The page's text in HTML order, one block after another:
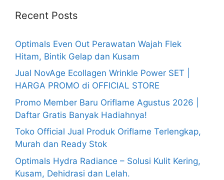
Recent Posts
Optimals Even Out Perawatan Wajah Flek
Hitam, Bintik Gelap dan Kusam
Jual NovAge Ecollagen Wrinkle Power SET |
HARGA PROMO di OFFICIAL STORE
Promo Member Baru Oriflame Agustus 2026 |
Daftar Gratis Banyak Hadiahnya!
Toko Official Jual Produk Oriflame Terlengkap,
Murah dan Ready Stok
Optimals Hydra Radiance – Solusi Kulit Kering,
Kusam, Dehidrasi dan Lelah.